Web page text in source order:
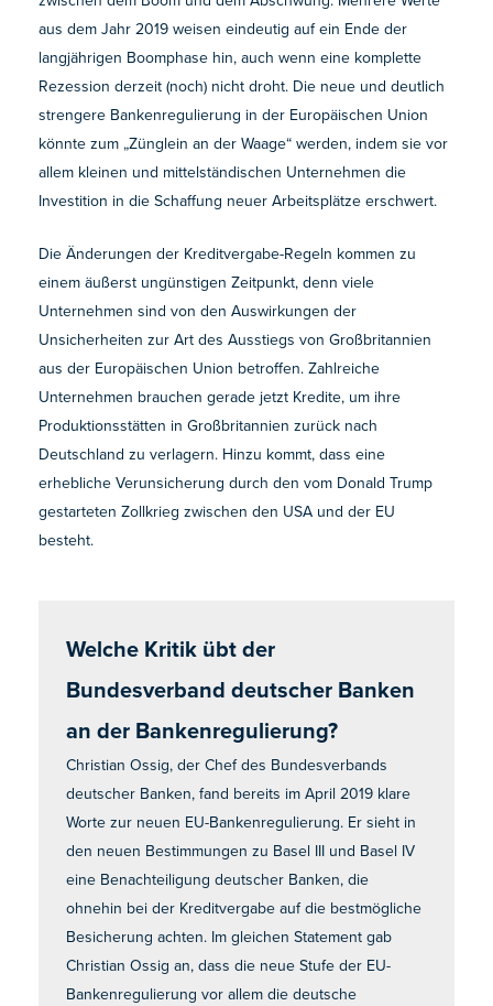
aus dem Jahr 2019 weisen eindeutig auf ein Ende der
langjährigen Boomphase hin, auch wenn eine komplette
Rezession derzeit (noch) nicht droht. Die neue und deutlich
strengere Bankenregulierung in der Europäischen Union
könnte zum „Zünglein an der Waage“ werden, indem sie vor
allem kleinen und mittelständischen Unternehmen die
Investition in die Schaffung neuer Arbeitsplätze erschwert.
Die Änderungen der Kreditvergabe-Regeln kommen zu
einem äußerst ungünstigen Zeitpunkt, denn viele
Unternehmen sind von den Auswirkungen der
Unsicherheiten zur Art des Ausstiegs von Großbritannien
aus der Europäischen Union betroffen. Zahlreiche
Unternehmen brauchen gerade jetzt Kredite, um ihre
Produktionsstätten in Großbritannien zurück nach
Deutschland zu verlagern. Hinzu kommt, dass eine
erhebliche Verunsicherung durch den vom Donald Trump
gestarteten Zollkrieg zwischen den USA und der EU
besteht.
Welche Kritik übt der
Bundesverband deutscher Banken
an der Bankenregulierung?
Christian Ossig, der Chef des Bundesverbands
deutscher Banken, fand bereits im April 2019 klare
Worte zur neuen EU-Bankenregulierung. Er sieht in
den neuen Bestimmungen zu Basel III und Basel IV
eine Benachteiligung deutscher Banken, die
ohnehin bei der Kreditvergabe auf die bestmögliche
Besicherung achten. Im gleichen Statement gab
Christian Ossig an, dass die neue Stufe der EU-
Bankenregulierung vor allem die deutsche